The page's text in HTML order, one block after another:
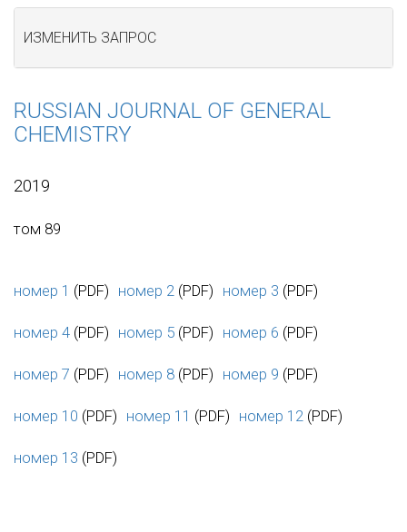
ИЗМЕНИТЬ ЗАПРОС
RUSSIAN JOURNAL OF GENERAL
CHEMISTRY
2019
том 89
номер 1 (PDF) номер 2 (PDF) номер 3 (PDF)
номер 4 (PDF) номер 5 (PDF) номер 6 (PDF)
номер 7 (PDF) номер 8 (PDF) номер 9 (PDF)
номер 10 (PDF) номер 11 (PDF) номер 12 (PDF)
номер 13 (PDF)